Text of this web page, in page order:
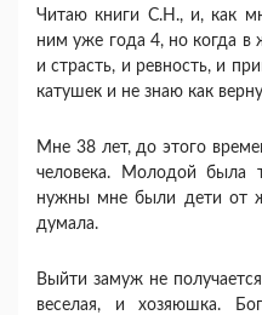
Читаю книги С.Н., и, как
ним уже года 4, но когда в
и страсть, и ревность, и
катушек и не знаю как
Мне 38 лет, до этого
человека. Молодой была
нужны мне были дети от
думала.
Выйти замуж не
веселая, и хозяюшка.